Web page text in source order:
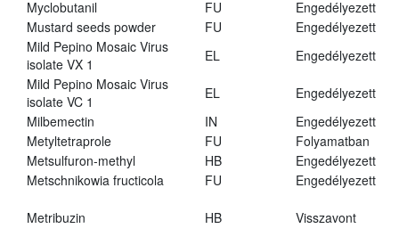
Myclobutanil FU
Engedélyezett
Mustard seeds powder
FU
Engedélyezett
Mild Pepino Mosaic Virus
isolate VX 1
EL
Engedélyezett
Mild Pepino Mosaic Virus
isolate VC 1
EL
Engedélyezett
Milbemectin
IN
Engedélyezett
Metyltetraprole
FU
Folyamatban
Metsulfuron-methyl
HB
Engedélyezett
Metschnikowia fructicola
FU Engedélyezett
Metribuzin HB Visszavont